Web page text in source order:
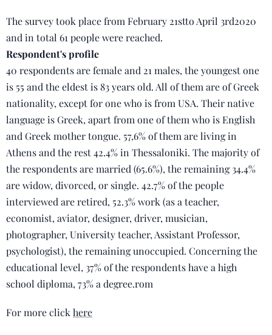
The survey took place from February 21stto April 3rd2020
and in total 61 people were reached.
Respondent's profile
40 respondents are female and 21 males, the youngest one
is 55 and the eldest is 83 years old. All of them are of Greek
nationality, except for one who is from USA. Their native
language is Greek, apart from one of them who is English
and Greek mother tongue. 57,6% of them are living in
Athens and the rest 42.4% in Thessaloniki. The majority of
the respondents are married (65.6%), the remaining 34.4%
are widow, divorced, or single. 42.7% of the people
interviewed are retired, 52.3% work (as a teacher,
economist, aviator, designer, driver, musician,
photographer, University teacher, Assistant Professor,
psychologist), the remaining unoccupied. Concerning the
educational level, 37% of the respondents have a high
school diploma, 73% a degree.rom
For more click here